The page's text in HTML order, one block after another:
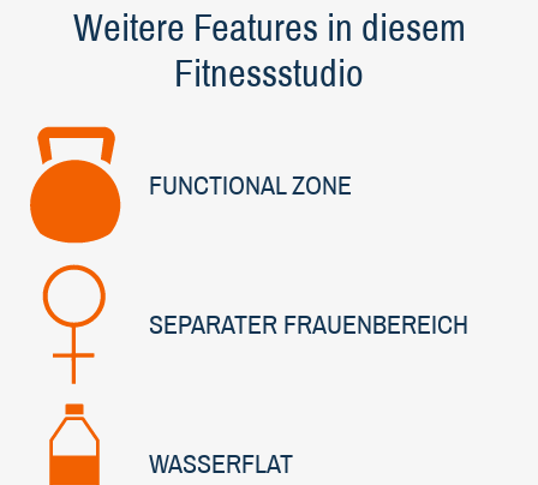
Weitere Features in diesem
Fitnessstudio
FUNCTIONAL ZONE
SEPARATER FRAUENBEREICH
WASSERFLAT